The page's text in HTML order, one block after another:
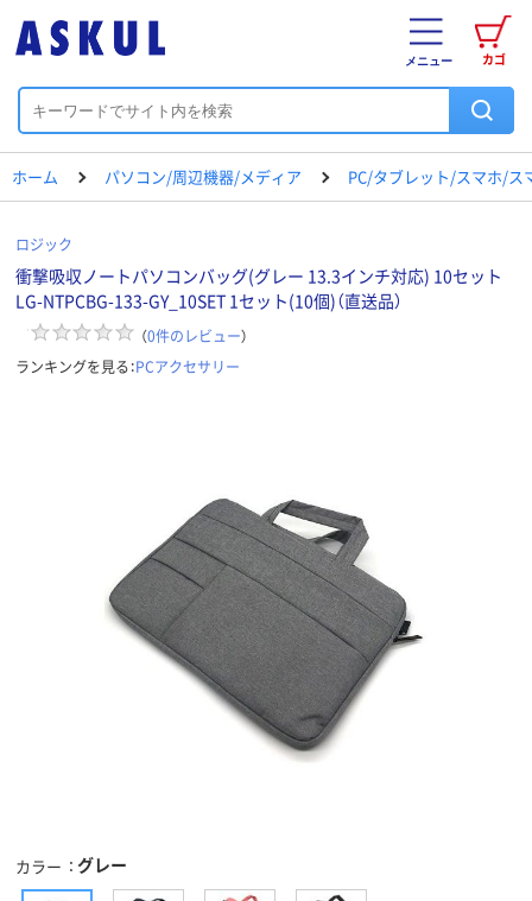
カゴ
メニュー
ホーム パソコン/周辺機器/メディア PC/タブレット/スマホ/ス
ロジック
衝撃吸収ノートパソコンバッグ(グレー 13.3インチ対応) 10セット
LG-NTPCBG-133-GY_10SET 1セット(10個)（直送品）
（0件のレビュー）
ランキングを見る：PCアクセサリー
カラー グレー